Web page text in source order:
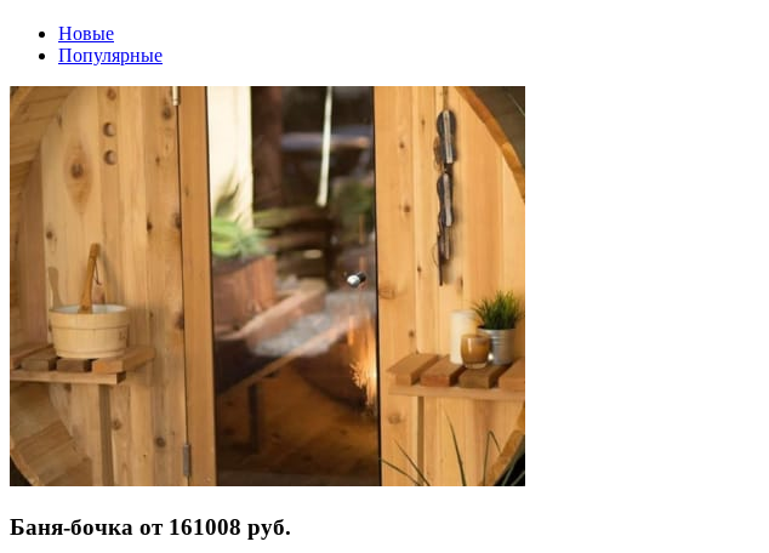
Новые
Популярные
Баня-бочка от 161008 руб.